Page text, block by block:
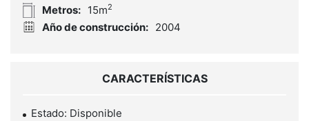
Metros: 15m2
Año de construcción: 2004
CARACTERÍSTICAS
Estado: Disponible